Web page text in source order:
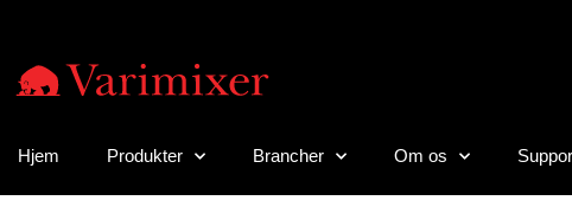
Hjem Produkter Brancher Om os